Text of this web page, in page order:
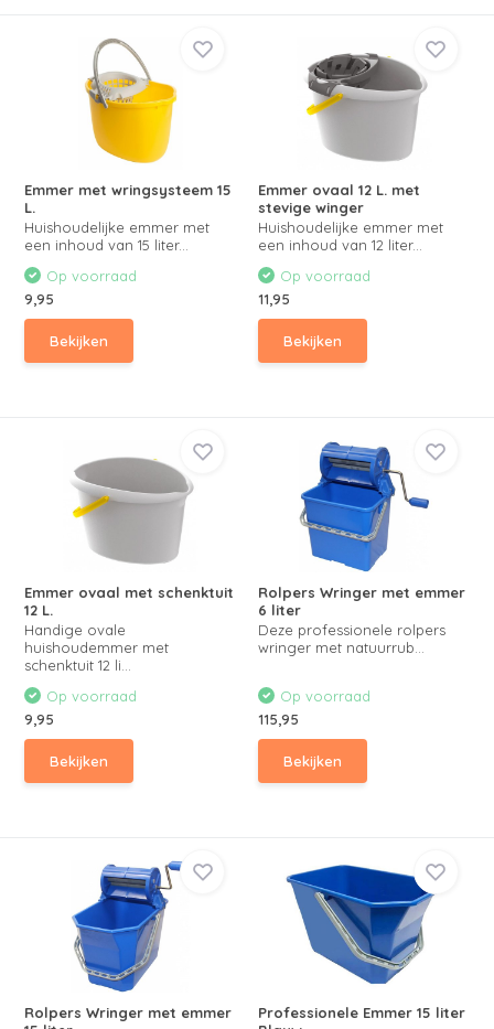
Emmer met wringsysteem 15
L.
Huishoudelijke emmer met
een inhoud van 15 liter...
Op voorraad
9,95
Bekijken
Emmer ovaal 12 L. met
stevige winger
Huishoudelijke emmer met
een inhoud van 12 liter...
Op voorraad
11,95
Bekijken
Emmer ovaal met schenktuit
12 L.
Handige ovale
huishoudemmer met
schenktuit 12 li...
Op voorraad
9,95
Bekijken
Rolpers Wringer met emmer
6 liter
Deze professionele rolpers
wringer met natuurrub...
Op voorraad
115,95
Bekijken
Rolpers Wringer met emmer
Professionele Emmer 15 liter